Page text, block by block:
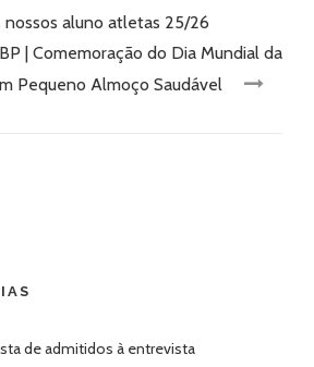
nossos aluno atletas 25/26
| Comemoração do Dia Mundial da
Pequeno Almoço Saudável
de admitidos à entrevista